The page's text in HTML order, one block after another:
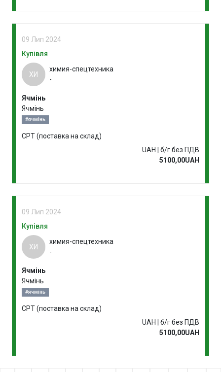
09 Лип 2024
Купівля
ХИ
химия-спецтехника
-
Ячмінь
Ячмінь
#ячмінь
CPT (поставка на склад)
UAH | б/г без ПДВ
5100,00UAH
09 Лип 2024
Купівля
ХИ
химия-спецтехника
-
Ячмінь
Ячмінь
#ячмінь
CPT (поставка на склад)
UAH | б/г без ПДВ
5100,00UAH